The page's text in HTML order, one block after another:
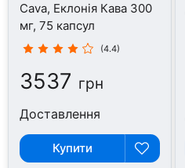
Cava, Еклонія Кава 300
мг, 75 капсул
(4.4)
3537 грн
Доставлення
Купити